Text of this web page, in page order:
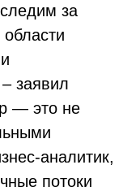
за
– заявил
— это не
аналитик,
потоки